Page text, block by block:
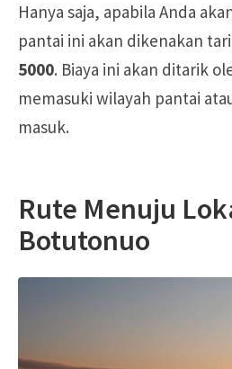
Hanya saja, apabila Anda
pantai ini akan dikenakan
5000. Biaya ini akan ditarik
memasuki wilayah pantai
masuk.
Rute Menuju
Botutonuo